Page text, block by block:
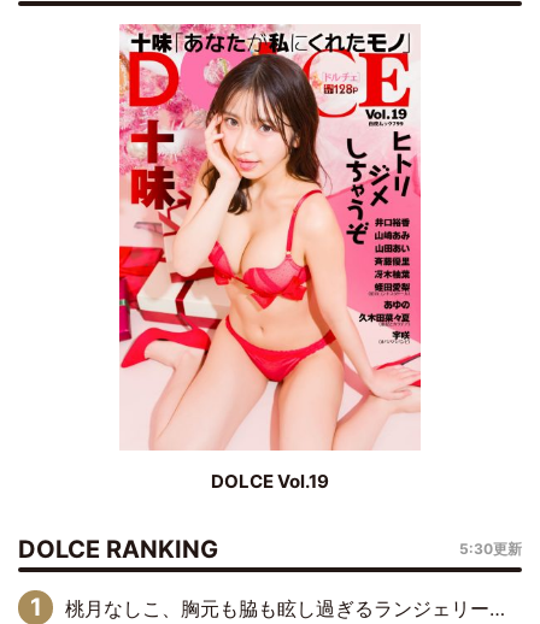
DOLCE Vol.19
DOLCE RANKING 5:30更新
桃月なしこ、胸元も脇も眩し過ぎるランジェリー＆ビキニ姿を披露「なしこたそ最強」「セクシーでゴージャスで大きなボリューム」